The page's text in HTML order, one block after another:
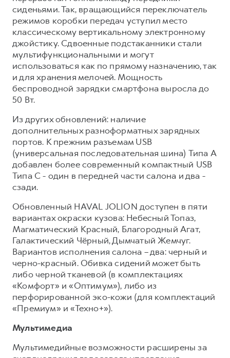
сиденьями. Так, вращающийся переключатель
режимов коробки передач уступил место
классическому вертикальному электронному
джойстику. Сдвоенные подстаканники стали
мультифункциональными и могут
использоваться как по прямому назначению, так
и для хранения мелочей. Мощность
беспроводной зарядки смартфона выросла до
50 Вт.
Из других обновлений: наличие
дополнительных разноформатных зарядных
портов. К прежним разъемам USB
(универсальная последовательная шина) Типа A
добавлен более современный компактный USB
Типа C - один в передней части салона и два -
сзади.
Обновленный HAVAL JOLION доступен в пяти
вариантах окраски кузова: Небесный Топаз,
Магматический Красный, Благородный Агат,
Галактический Чёрный, Дымчатый Жемчуг.
Вариантов исполнения салона – два: черный и
черно-красный. Обивка сидений может быть
либо черной тканевой (в комплектациях
«Комфорт» и «Оптимум»), либо из
перфорированной эко-кожи (для комплектаций
«Премиум» и «Техно+»).
Мультимедиа
Мультимедийные возможности расширены за